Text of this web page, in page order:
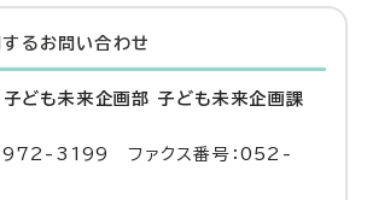
る お問い合わせ
ども未来企画部 子ども未来企画課
972-3199 ファクス番号：052-